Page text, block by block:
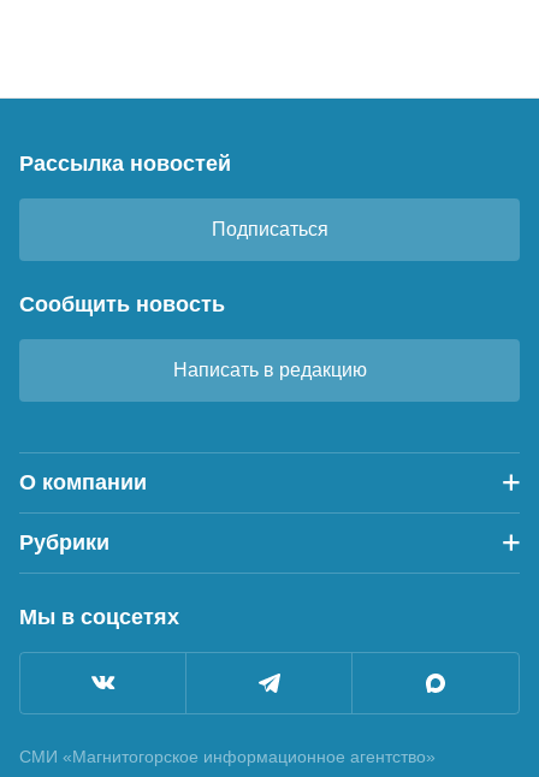
Рассылка новостей
Подписаться
Сообщить новость
Написать в редакцию
О компании
Рубрики
Мы в соцсетях
СМИ «Магнитогорское информационное агентство»